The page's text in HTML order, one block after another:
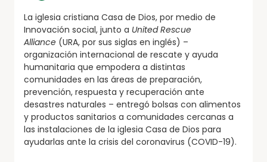
La iglesia cristiana Casa de Dios, por medio de
Innovación social, junto a United Rescue
Alliance (URA, por sus siglas en inglés) –
organización internacional de rescate y ayuda
humanitaria que empodera a distintas
comunidades en las áreas de preparación,
prevención, respuesta y recuperación ante
desastres naturales – entregó bolsas con alimentos
y productos sanitarios a comunidades cercanas a
las instalaciones de la iglesia Casa de Dios para
ayudarlas ante la crisis del coronavirus (COVID-19).